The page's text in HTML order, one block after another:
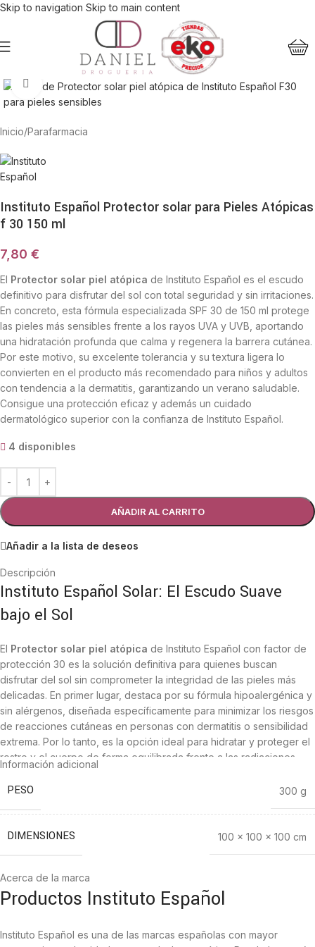
Skip to navigation Skip to main content
Haga Click para agrandar
Inicio/Parafarmacia
Instituto Español Protector solar para Pieles Atópicas
f 30 150 ml
7,80 €
El Protector solar piel atópica de Instituto Español es el escudo
definitivo para disfrutar del sol con total seguridad y sin irritaciones.
En concreto, esta fórmula especializada SPF 30 de 150 ml protege
las pieles más sensibles frente a los rayos UVA y UVB, aportando
una hidratación profunda que calma y regenera la barrera cutánea.
Por este motivo, su excelente tolerancia y su textura ligera lo
convierten en el producto más recomendado para niños y adultos
con tendencia a la dermatitis, garantizando un verano saludable.
Consigue una protección eficaz y además un cuidado
dermatológico superior con la confianza de Instituto Español.
4 disponibles
AÑADIR AL CARRITO
Añadir a la lista de deseos
Descripción
Instituto Español Solar: El Escudo Suave
bajo el Sol
El Protector solar piel atópica de Instituto Español con factor de
protección 30 es la solución definitiva para quienes buscan
disfrutar del sol sin comprometer la integridad de las pieles más
delicadas. En primer lugar, destaca por su fórmula hipoalergénica y
sin alérgenos, diseñada específicamente para minimizar los riesgos
de reacciones cutáneas en personas con dermatitis o sensibilidad
extrema. Por lo tanto, es la opción ideal para hidratar y proteger el
rostro y el cuerpo de forma equilibrada frente a las radiaciones
película blanquecina o pegajosa en la piel. Además, contiene
resumen, es la garantía de un verano tranquilo para toda la familia.
Atópica
Indicado para proteger frente a rayos UVA/UVB y calmar
Información adicional
PESO 300 g
DIMENSIONES 100 × 100 × 100 cm
Acerca de la marca
Productos Instituto Español
Instituto Español es una de las marcas españolas con mayor